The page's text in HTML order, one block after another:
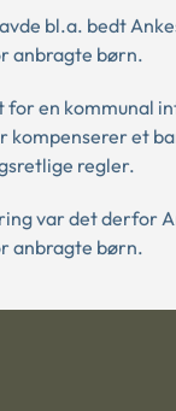
bl.a. bedt
anbragte børn.
en kommunal
kompenserer et
regler.
var det derfor
anbragte børn.